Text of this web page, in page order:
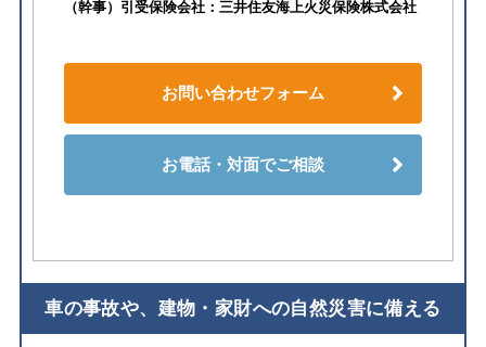
（幹事）引受保険会社：三井住友海上火災保険株式会社
お問い合わせフォーム
お電話・対面でご相談
車の事故や、建物・家財への自然災害に備える